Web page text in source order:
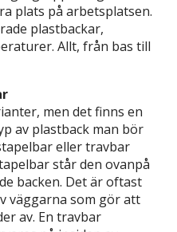
plats på arbetsplatsen.
plastbackar,
Allt, från bas till
men det finns en
av plastback man bör
eller travbar
står den ovanpå
backen. Det är oftast
väggarna som gör att
av. En travbar